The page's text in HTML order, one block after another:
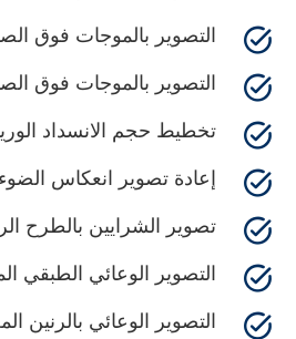
التصوير بالموجات فوق
التصوير بالموجات فوق
تخطيط حجم الانسداد
إعادة تصوير انعكاس الضوء
تصوير الشرايين بالطرح
التصوير الوعائي الطبقي
التصوير الوعائي بالرنين